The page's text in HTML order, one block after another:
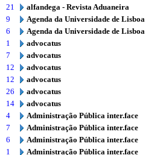
21
alfandega - Revista Aduaneira
9
Agenda da Universidade de Lisboa
6
Agenda da Universidade de Lisboa
1
advocatus
7
advocatus
12
advocatus
12
advocatus
26
advocatus
14
advocatus
4
Administração Pública inter.face
7
Administração Pública inter.face
6
Administração Pública inter.face
1
Administração Pública inter.face